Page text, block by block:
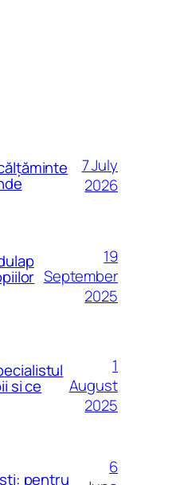
7 July
2026
19
September
2025
si ce
1
August
2025
pentru
6